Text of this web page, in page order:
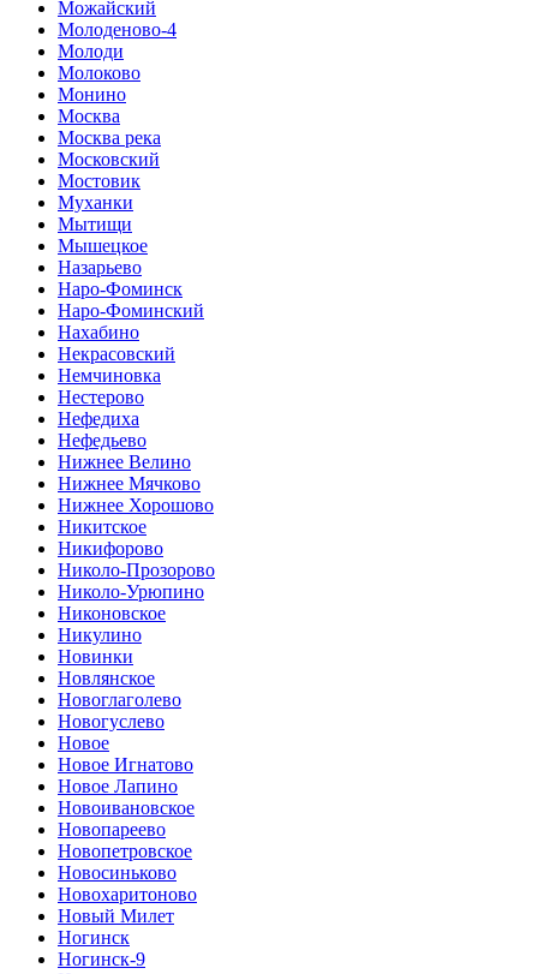
Можайский
Молоденово-4
Молоди
Молоково
Монино
Москва
Москва река
Московский
Мостовик
Муханки
Мытищи
Мышецкое
Назарьево
Наро-Фоминск
Наро-Фоминский
Нахабино
Некрасовский
Немчиновка
Нестерово
Нефедиха
Нефедьево
Нижнее Велино
Нижнее Мячково
Нижнее Хорошово
Никитское
Никифорово
Николо-Прозорово
Николо-Урюпино
Никоновское
Никулино
Новинки
Новлянское
Новоглаголево
Новогуслево
Новое
Новое Игнатово
Новое Лапино
Новоивановское
Новопареево
Новопетровское
Новосиньково
Новохаритоново
Новый Милет
Ногинск
Ногинск-9